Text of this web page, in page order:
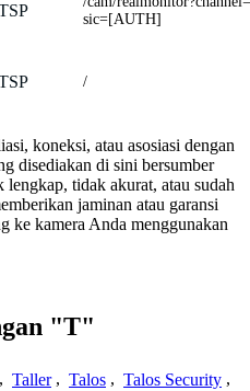
sic=[AUTH]
/
koneksi, atau asosiasi dengan
disediakan di sini bersumber
tidak akurat, atau sudah
jaminan atau garansi
ke kamera Anda menggunakan
"T"
, Taller , Talos , Talos Security ,